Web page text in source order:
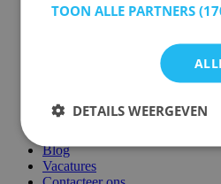
Algemene voorwaarden
Juridische vermeldingen
Privacy- en cookie verklaring
Blog
Vacatures
TOON ALLE PARTNERS
DETAILS WEERGEVEN